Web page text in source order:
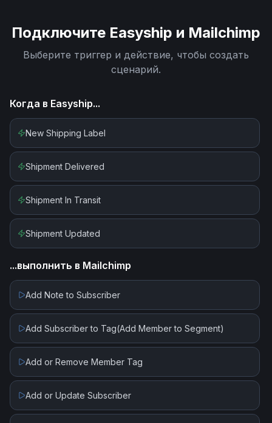
Подключите Easyship и Mailchimp
Выберите триггер и действие, чтобы создать
сценарий.
Когда в Easyship...
New Shipping Label
Shipment Delivered
Shipment In Transit
Shipment Updated
...выполнить в Mailchimp
Add Note to Subscriber
Add Subscriber to Tag(Add Member to Segment)
Add or Remove Member Tag
Add or Update Subscriber